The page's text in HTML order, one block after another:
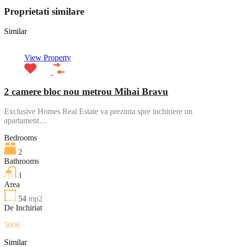
Proprietati similare
Similar
View Property
2 camere bloc nou metrou Mihai Bravu
Exclusive Homes Real Estate va prezinta spre inchiriere un
apartament…
Bedrooms
2
Bathrooms
1
Area
54 mp2
De Inchiriat
500€
Similar